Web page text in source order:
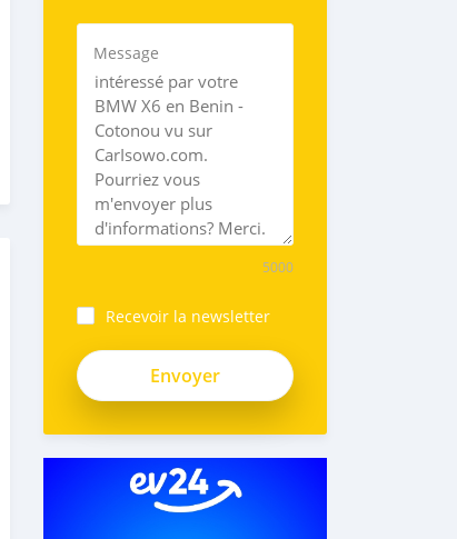
Message
5000
Recevoir la newsletter
RybKq7sFbPuyzCnskMZN